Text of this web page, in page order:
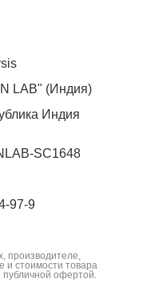
LAB" (Индия)
Индия
SC1648
97-9
производителе,
и стоимости товара
публичной офертой.